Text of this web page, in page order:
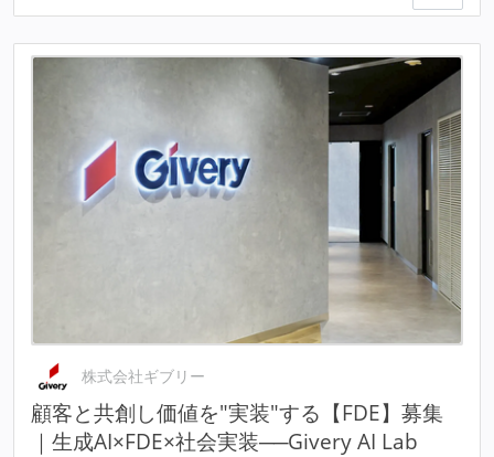
株式会社ギブリー
顧客と共創し価値を"実装"する【FDE】募集
｜生成AI×FDE×社会実装──Givery AI Lab